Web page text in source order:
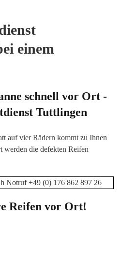
einem
schnell vor Ort -
Tuttlingen
auf vier Rädern kommt zu Ihnen
werden die defekten Reifen
Reifen vor Ort!